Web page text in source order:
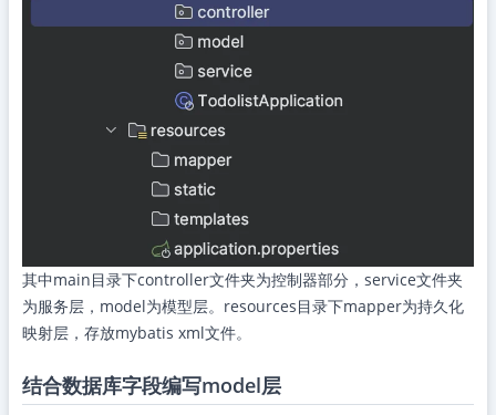
其中main目录下controller文件夹为控制器部分，service文件夹
为服务层，model为模型层。resources目录下mapper为持久化
映射层，存放mybatis xml文件。
结合数据库字段编写model层